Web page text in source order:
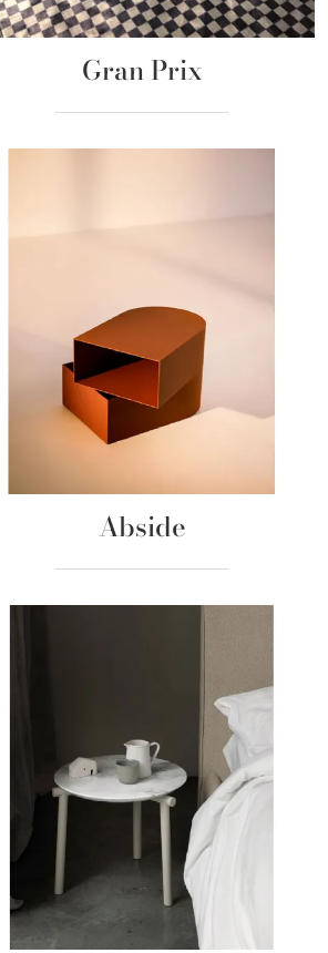
Gran Prix
Abside